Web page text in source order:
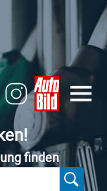
finden